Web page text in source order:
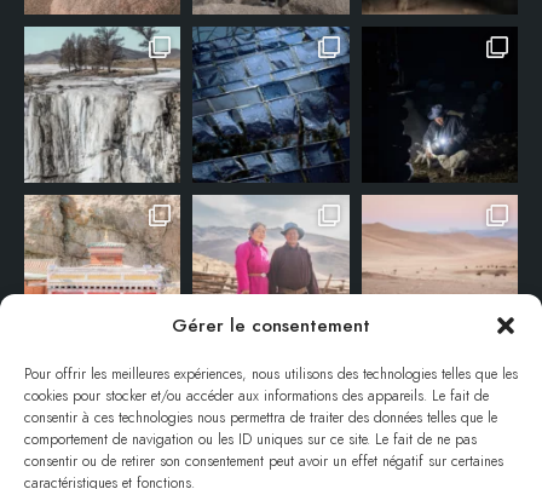
Gérer le consentement
Pour offrir les meilleures expériences, nous utilisons des technologies telles que les
cookies pour stocker et/ou accéder aux informations des appareils. Le fait de
consentir à ces technologies nous permettra de traiter des données telles que le
comportement de navigation ou les ID uniques sur ce site. Le fait de ne pas
consentir ou de retirer son consentement peut avoir un effet négatif sur certaines
caractéristiques et fonctions.